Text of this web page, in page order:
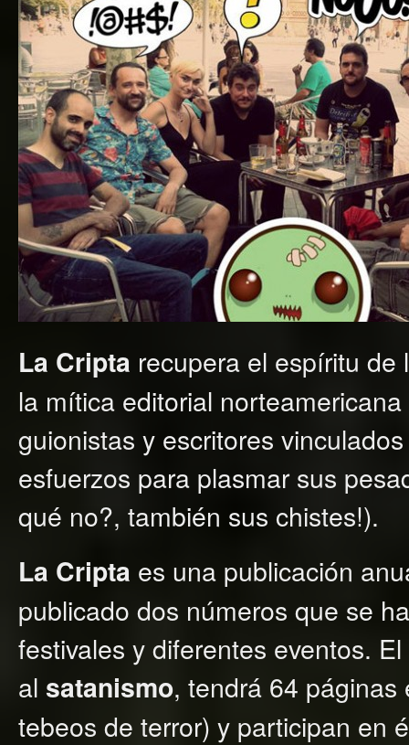
La Cripta recupera el espíritu de
la mítica editorial
guionistas y escritores
esfuerzos para plasmar sus
qué no?, también sus chistes!).
La Cripta es una publicación
publicado dos números que se
festivales y diferentes eventos.
al satanismo, tendrá 64
tebeos de terror) y participan en